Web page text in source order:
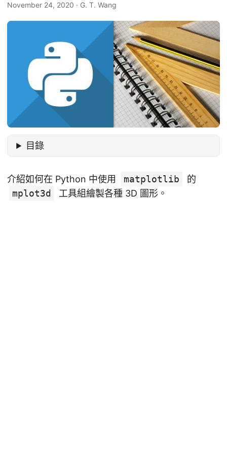
November 24, 2020 · G. T. Wang
目錄
介紹如何在 Python 中使用 matplotlib
的
mplot3d
工具組繪製各種 3D 圖形。